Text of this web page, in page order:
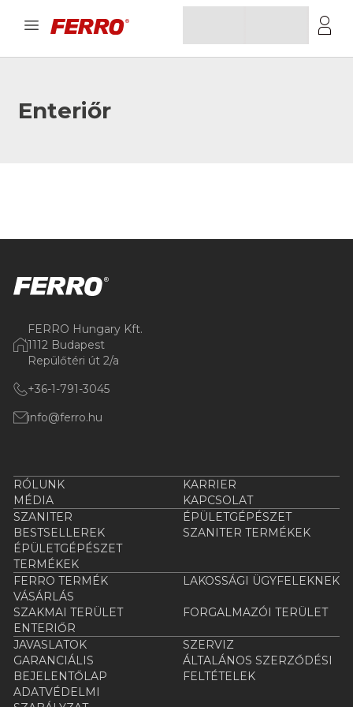
Enteriőr
FERRO Hungary Kft.
1112 Budapest
Repülőtéri út 2/a
+36-1-791-3045
info@ferro.hu
RÓLUNK
KARRIER
MÉDIA
KAPCSOLAT
SZANITER
ÉPÜLETGÉPÉSZET
BESTSELLEREK
SZANITER TERMÉKEK
ÉPÜLETGÉPÉSZET
TERMÉKEK
FERRO TERMÉK
VÁSÁRLÁS
LAKOSSÁGI ÜGYFELEKNEK
SZAKMAI TERÜLET
FORGALMAZÓI TERÜLET
ENTERIŐR
JAVASLATOK
SZERVIZ
GARANCIÁLIS
BEJELENTŐLAP
ÁLTALÁNOS SZERZŐDÉSI
FELTÉTELEK
ADATVÉDELMI